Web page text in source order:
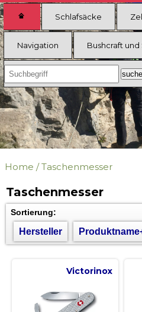
Schlafsäcke
Navigation Bushcraft und
Home /Taschenmesser
Taschenmesser
Sortierung:
Hersteller
Victorinox